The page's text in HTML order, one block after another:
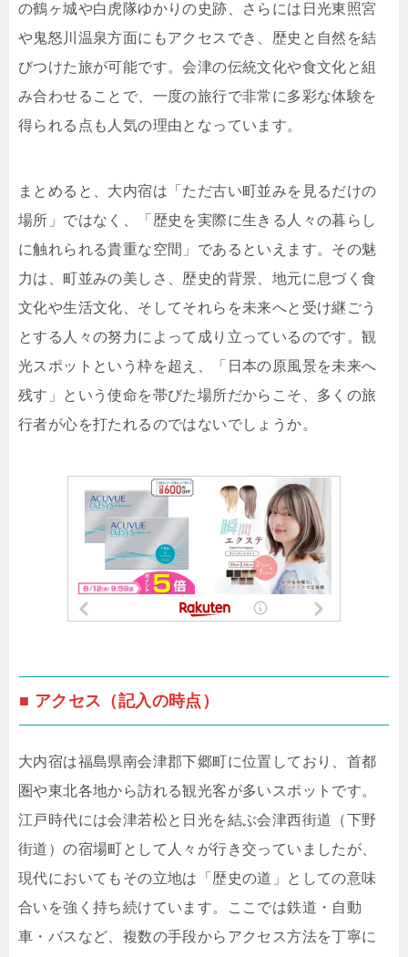
の鶴ヶ城や白虎隊ゆかりの史跡、さらには日光東照宮
や鬼怒川温泉方面にもアクセスでき、歴史と自然を結
びつけた旅が可能です。会津の伝統文化や食文化と組
み合わせることで、一度の旅行で非常に多彩な体験を
得られる点も人気の理由となっています。
まとめると、大内宿は「ただ古い町並みを見るだけの
場所」ではなく、「歴史を実際に生きる人々の暮らし
に触れられる貴重な空間」であるといえます。その魅
力は、町並みの美しさ、歴史的背景、地元に息づく食
文化や生活文化、そしてそれらを未来へと受け継ごう
とする人々の努力によって成り立っているのです。観
光スポットという枠を超え、「日本の原風景を未来へ
残す」という使命を帯びた場所だからこそ、多くの旅
行者が心を打たれるのではないでしょうか。
■ アクセス（記入の時点）
大内宿は福島県南会津郡下郷町に位置しており、首都
圏や東北各地から訪れる観光客が多いスポットです。
江戸時代には会津若松と日光を結ぶ会津西街道（下野
街道）の宿場町として人々が行き交っていましたが、
現代においてもその立地は「歴史の道」としての意味
合いを強く持ち続けています。ここでは鉄道・自動
車・バスなど、複数の手段からアクセス方法を丁寧に